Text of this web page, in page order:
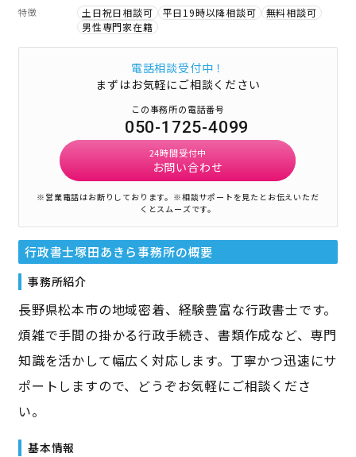
特徴 土日祝日相談可 平日19時以降相談可
無料相談可
男性専門家在籍
電話相談受付中！
まずはお気軽にご相談ください
この事務所の電話番号
050-1725-4099
24時間受付中
お問い合わせ
※営業電話はお断りしております。 ※相談サポートを見たとお伝えいただ
くとスムーズです。
行政書士塚田あきら事務所の概要
事務所紹介
長野県松本市の地域密着、経験豊富な行政書士です。
煩雑で手間の掛かる行政手続き、書類作成など、専門
知識を活かして幅広く対応します。丁寧かつ迅速にサ
ポートしますので、どうぞお気軽にご相談くださ
い。
基本情報